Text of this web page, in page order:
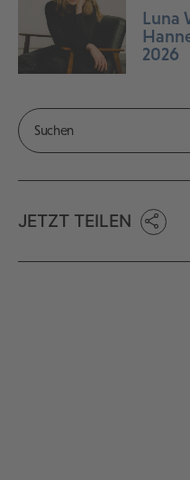
Luna
2026
JETZT TEILEN